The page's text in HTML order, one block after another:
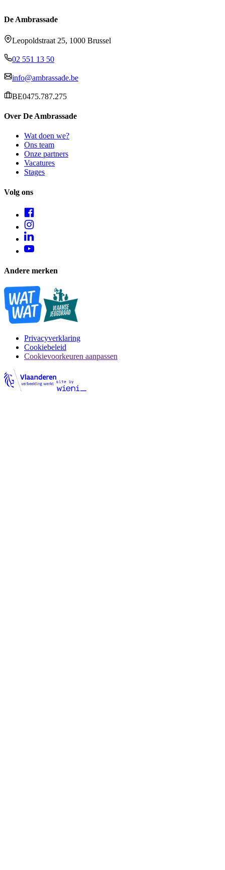
De Ambrassade
Leopoldstraat 25, 1000 Brussel
02 551 13 50
info@ambrassade.be
BE0475.787.275
Over De Ambrassade
Wat doen we?
Ons team
Onze partners
Vacatures
Stages
Volg ons
Andere merken
Privacyverklaring
Cookiebeleid
Cookievoorkeuren aanpassen